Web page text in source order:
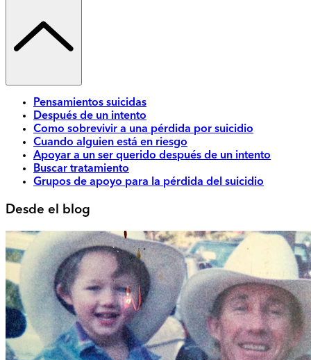
Pensamientos suicidas
Después de un intento
Como sobrevivir a una pérdida por suicidio
Cuando alguien está en riesgo
Apoyar a un ser querido después de un intento
Buscar tratamiento
Grupos de apoyo para la pérdida del suicidio
Desde el blog